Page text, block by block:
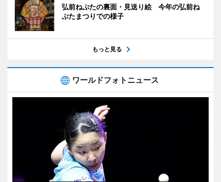
弘前ねぷたの裏面・見送り絵 今年の弘前ね
ぷたまつりでの様子
もっと見る
ワールドフォトニュース